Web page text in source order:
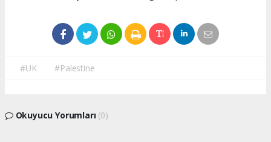
#UK #Palestine
Okuyucu Yorumları (0)